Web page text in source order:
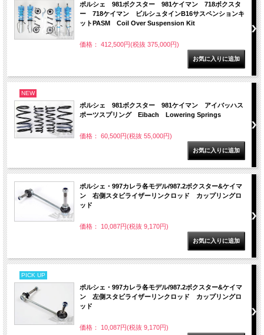
ポルシェ 981ボクスター 981ケイマン 718ボクスタ
ー 718ケイマン ビルシュタインB16サスペンションキ
ットPASM Coil Over Suspension Kit
価格： 412,500円(税抜 375,000円)
NEW
ポルシェ 981ボクスター 981ケイマン アイバッハス
ポーツスプリング Eibach Lowering Springs
価格： 60,500円(税抜 55,000円)
ポルシェ・997カレラ各モデル/987.2ボクスター&ケイマ
ン 右側スタビライザーリンクロッド カップリングロ
ッド
価格： 10,087円(税抜 9,170円)
PICK UP
ポルシェ・997カレラ各モデル/987.2ボクスター&ケイマ
ン 左側スタビライザーリンクロッド カップリングロ
ッド
価格： 10,087円(税抜 9,170円)